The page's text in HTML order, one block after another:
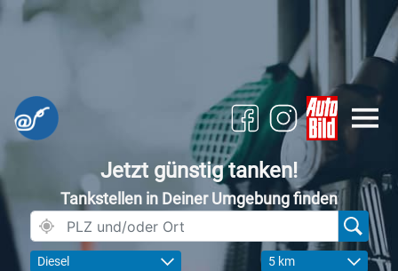
Jetzt günstig tanken!
Tankstellen in Deiner Umgebung finden
Diesel 5 km